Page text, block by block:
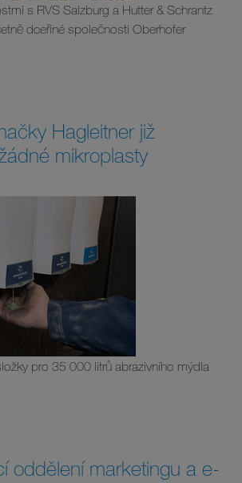
s RVS Salzburg a Hutter & Schrantz
dceřiné společnosti Oberhofer
Hagleitner již
mikroplasty
pro 35 000 litrů abrazivního mýdla
oddělení marketingu a e-